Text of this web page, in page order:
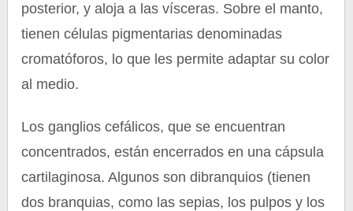
posterior, y aloja a las vísceras. Sobre el manto,
tienen células pigmentarias denominadas
cromatóforos, lo que les permite adaptar su color
al medio.
Los ganglios cefálicos, que se encuentran
concentrados, están encerrados en una cápsula
cartilaginosa. Algunos son dibranquios (tienen
dos branquias, como las sepias, los pulpos y los